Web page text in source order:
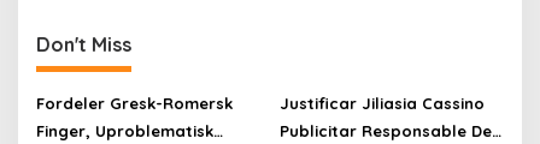
Don't Miss
Fordeler Gresk-Romersk
Finger, Uproblematisk
Justificar Jiliasia Cassino
Publicitar Responsable De